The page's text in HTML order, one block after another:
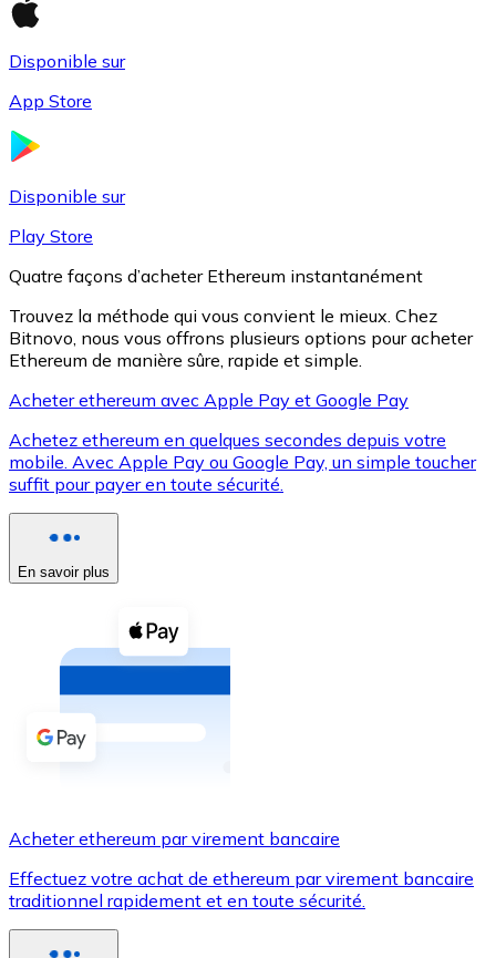
XRP
XRP
Voir toutes
Coupons crypto
Achetez des cryptomonnaies en espèces et d'autres
Acheter avec espèces
Virement SEPA
Utilisez les cartes Visa et Mastercard pour acheter
Acheter avec carte
Disponible sur
App Store
Disponible sur
Play Store
Quatre façons d’acheter Ethereum instantanément
Trouvez la méthode qui vous convient le mieux. Chez
Bitnovo, nous vous offrons plusieurs options pour acheter
Ethereum de manière sûre, rapide et simple.
Acheter ethereum avec Apple Pay et Google Pay
Achetez ethereum en quelques secondes depuis votre
mobile. Avec Apple Pay ou Google Pay, un simple toucher
suffit pour payer en toute sécurité.
En savoir plus
Acheter ethereum par virement bancaire
Effectuez votre achat de ethereum par virement bancaire
traditionnel rapidement et en toute sécurité.